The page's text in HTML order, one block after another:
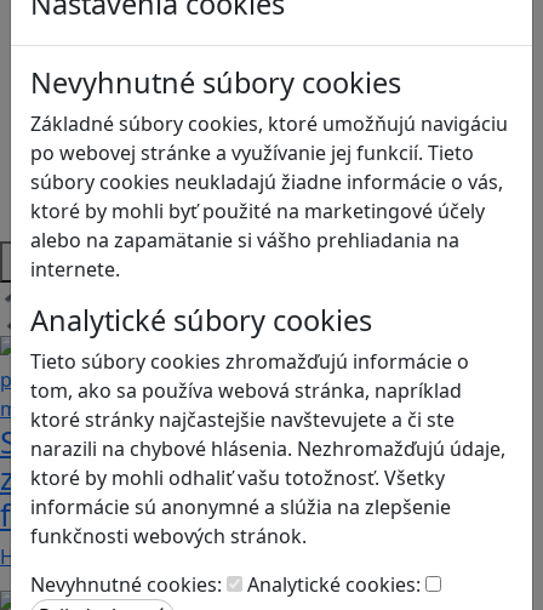
Nevyhnutné súbory cookies
Základné súbory cookies, ktoré umožňujú navigáciu
po webovej stránke a využívanie jej funkcií. Tieto
súbory cookies neukladajú žiadne informácie o vás,
ktoré by mohli byť použité na marketingové účely
alebo na zapamätanie si vášho prehliadania na
internete.
Analytické súbory cookies
Tieto súbory cookies zhromažďujú informácie o
tom, ako sa používa webová stránka, napríklad
ktoré stránky najčastejšie navštevujete a či ste
narazili na chybové hlásenia. Nezhromažďujú údaje,
ktoré by mohli odhaliť vašu totožnosť. Všetky
informácie sú anonymné a slúžia na zlepšenie
funkčnosti webových stránok.
Nevyhnutné cookies:
Analytické cookies:
Motorika a koncentrácia
Programovanie/Technika
Sociálne zručnosti a kooperácia
Strategické myslenie
Zdravie a pohyb
Platformy
Načítam blogy
Stanete sa influencerom, keď budete
zdieľať iba pravdivé, nie alternatívne
fakty? Dozviete sa v hre Follow me
Hráči a hráčky sa stávajú používateľmi/kami…